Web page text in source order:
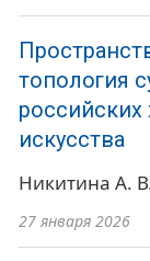
топология
искусства
Никитина А.
27 января 2026